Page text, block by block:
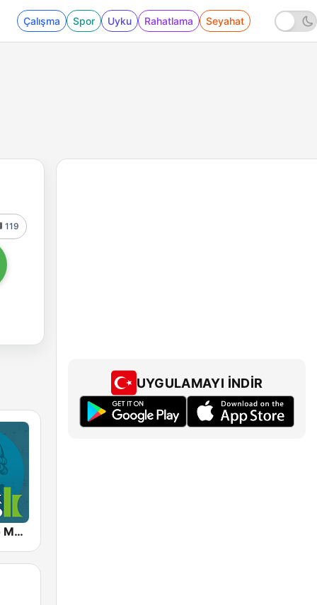
Çalışma Spor Uyku Rahatlama Seyahat
119
Klassik Radio Mozart
UYGULAMAYI İNDIR